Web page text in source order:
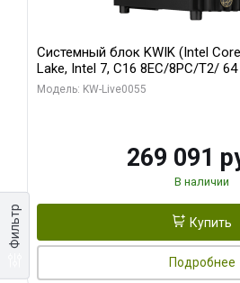
Фильтр
Системный блок KWIK (Intel
Lake, Intel 7, C16 8EC/8PC/T2/
MSI RTX5080 SHADOW 3X OC
Модель: KW-Live0055
269 091
В наличии
Купить
Подробнее